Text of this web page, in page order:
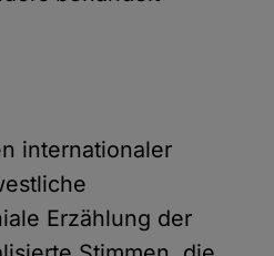
internationaler
Erzählung der